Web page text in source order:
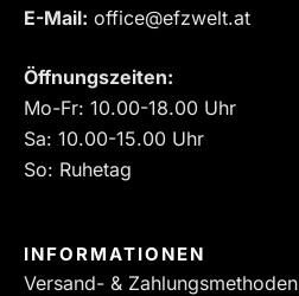
E-Mail: office@efzwelt.at
Öffnungszeiten:
Mo-Fr: 10.00-18.00 Uhr
Sa: 10.00-15.00 Uhr
So: Ruhetag
INFORMATIONEN
Versand- & Zahlungsmethoden